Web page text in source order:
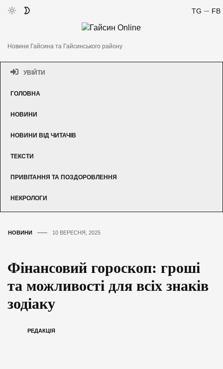
FB
TG
Новини Гайсина та Гайсинського району
УВІЙТИ
ГОЛОВНА
НОВИНИ
НОВИНИ ВІД ЧИТАЧІВ
ТЕКСТИ
ПРИВІТАННЯ ТА ПОЗДОРОВЛЕННЯ
НЕКРОЛОГИ
НОВИНИ 10 ВЕРЕСНЯ, 2025
Фінансовий гороскоп: гроші
та можливості для всіх знаків
зодіаку
РЕДАКЦІЯ